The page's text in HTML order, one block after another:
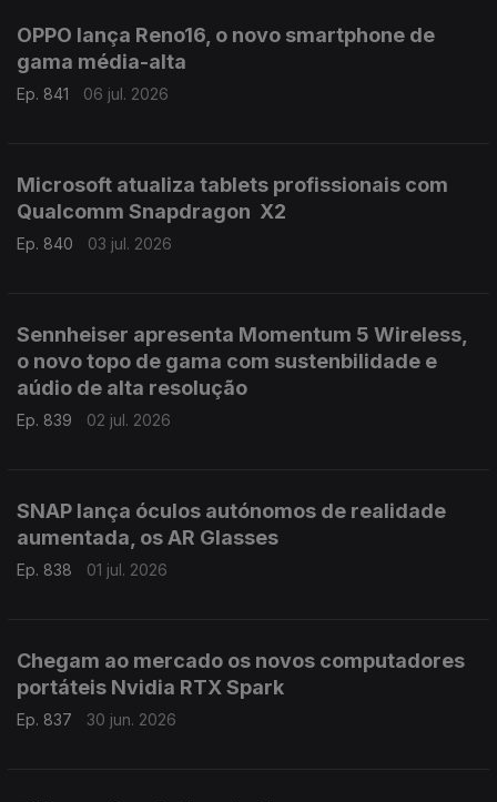
OPPO lança Reno16, o novo smartphone de
gama média-alta
Ep. 841 06 jul. 2026
Microsoft atualiza tablets profissionais com
Qualcomm Snapdragon X2
Ep. 840 03 jul. 2026
Sennheiser apresenta Momentum 5 Wireless,
o novo topo de gama com sustenbilidade e
aúdio de alta resolução
Ep. 839 02 jul. 2026
SNAP lança óculos autónomos de realidade
aumentada, os AR Glasses
Ep. 838 01 jul. 2026
Chegam ao mercado os novos computadores
portáteis Nvidia RTX Spark
Ep. 837 30 jun. 2026